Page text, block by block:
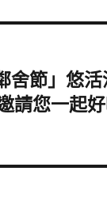
舍節」悠
您一起好